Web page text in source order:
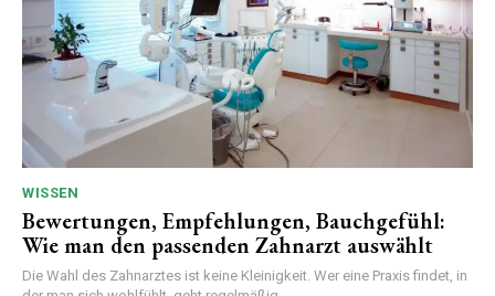
WISSEN
Bewertungen, Empfehlungen, Bauchgefühl:
Wie man den passenden Zahnarzt auswählt
Die Wahl des Zahnarztes ist keine Kleinigkeit. Wer eine Praxis findet, in